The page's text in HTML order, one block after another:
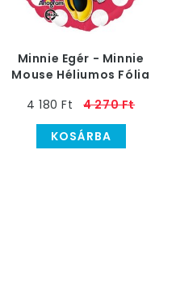
Minnie Egér - Minnie
Mouse Héliumos Fólia
4 180 Ft
4 270 Ft
KOSÁRBA